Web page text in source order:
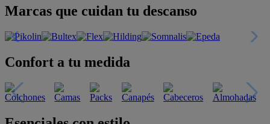
Marcas que cuidan tu descanso
Confort a tu medida